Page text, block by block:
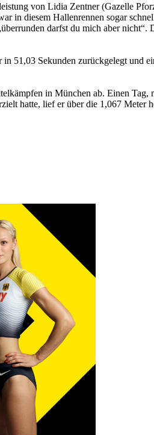
von Lidia Zentner (Gazelle
in diesem Hallenrennen sogar
darfst du mich aber
Sekunden zurückgelegt und
in München ab. Einen
hatte, lief er über die 1,067